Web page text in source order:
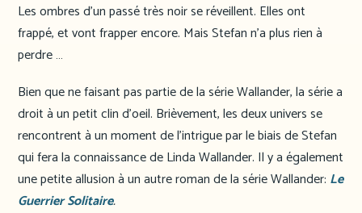
Les ombres d’un passé très noir se réveillent. Elles ont
frappé, et vont frapper encore. Mais Stefan n’a plus rien à
perdre …
Bien que ne faisant pas partie de la série Wallander, la série a
droit à un petit clin d’oeil. Brièvement, les deux univers se
rencontrent à un moment de l’intrigue par le biais de Stefan
qui fera la connaissance de Linda Wallander. Il y a également
une petite allusion à un autre roman de la série Wallander: Le
Guerrier Solitaire.